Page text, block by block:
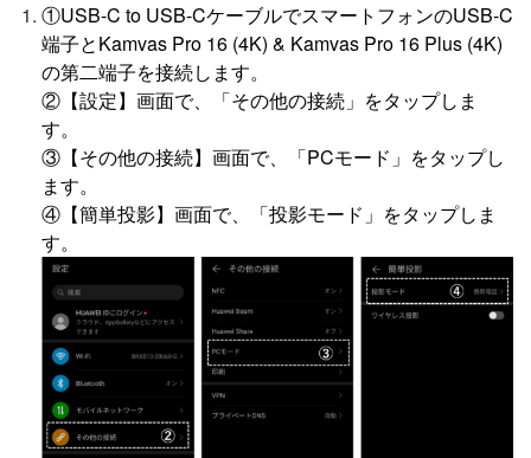
①USB-C to USB-CケーブルでスマートフォンのUSB-C
端子とKamvas Pro 16 (4K) & Kamvas Pro 16 Plus (4K)
の第二端子を接続します。
②【設定】画面で、「その他の接続」をタップしま
す。
③【その他の接続】画面で、「PCモード」をタップし
ます。
④【簡単投影】画面で、「投影モード」をタップしま
す。